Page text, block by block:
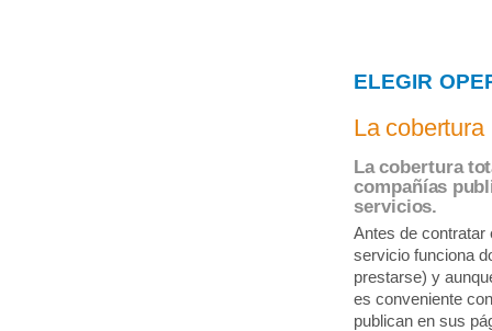
ELEGIR
La cobertura
La cobertura
compañías
servicios.
Antes de contratar
servicio funciona
prestarse) y
es conveniente
publican en sus